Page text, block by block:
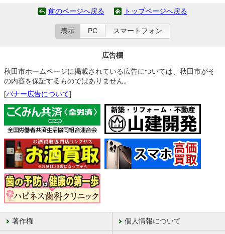
前のページへ戻る トップページへ戻る
表示 PC スマートフォン
広告欄
秋田市ホームページに掲載されている広告については、秋田市がそ
の内容を保証するものではありません。
[バナー広告について]
著作権 個人情報について